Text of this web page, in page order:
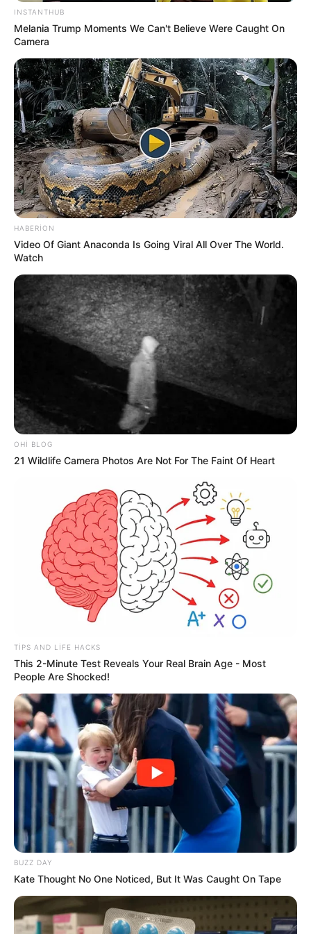
14:30 / 01 İyun 2026
Əli İsa Cabbarovdan qat-qat yaxşı işi
bilənlər var —
Əmir Pəhləvanla MÜSAHİBƏ
2327 3 1
14:02 / 01 İyun 2026
Türkiyəni heyran edən aktrisa bu məşhur
azərbaycanlının qızı imiş –FOTO
09:52 / 27 May 2026
Azərbaycanda aktrisa VƏFAT ETDİ
3051
18:03 / 24 May 2026 DÜNYA
Kann kinofestivalının qalibləri bəlli oldu -
Siyahı
608 0
INSTANTHUB
Melania Trump Moments We Can't Believe Were Caught On
Camera
HABERION
Video Of Giant Anaconda Is Going Viral All Over The World.
Watch
OHI BLOG
21 Wildlife Camera Photos Are Not For The Faint Of Heart
TIPS AND LIFE HACKS
This 2-Minute Test Reveals Your Real Brain Age - Most
People Are Shocked!
BUZZ DAY
Kate Thought No One Noticed, But It Was Caught On Tape